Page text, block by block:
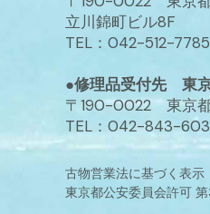
立川錦町ビル8F
TEL：042-512-
●修理品受付先 東
〒190-0022 東京都
TEL：042-843-
古物営業法に基づく表示
東京都公安委員会許可